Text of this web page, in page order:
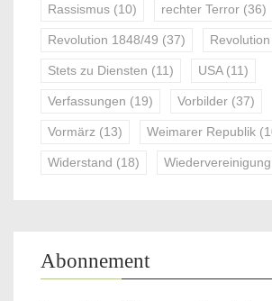
Rassismus (10) rechter Terror (36)
Revolution 1848/49 (37)
Stets zu Diensten (11) USA(11)
Verfassungen (19) Vorbilder (37)
Vormärz (13) Weimarer Republik
Widerstand (18) Wiedervereinigung
Abonnement